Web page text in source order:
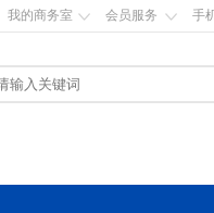
我的商务室 会员服务 手